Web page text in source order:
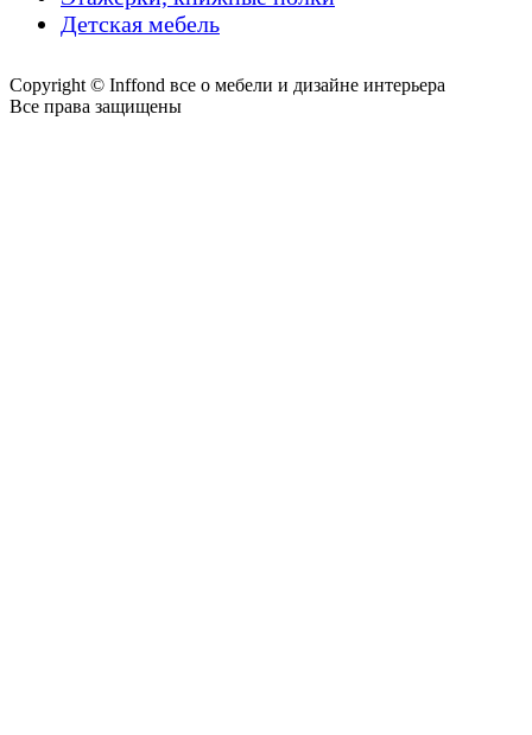
Детская мебель
Copyright © Inffond все о мебели и дизайне интерьера
Все права защищены